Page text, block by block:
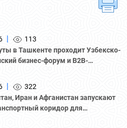
|
113
в Ташкенте проходит Узбекско-
бизнес-форум и B2B-
палатой предпринимателей
"Атамекен."
|
322
Иран и Афганистан запускают
коридор для